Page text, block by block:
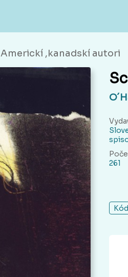
Americkí ,kanadskí autori
261